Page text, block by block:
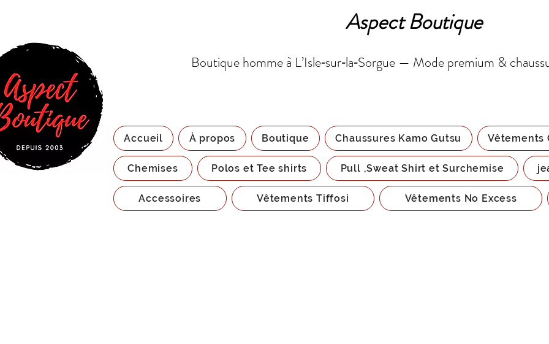
Aspect Boutique
Boutique homme à L’Isle‑sur‑la‑Sorgue — Mode premium &
Accueil À propos Boutique Chaussures Kamo Gutsu Vêtements
Chemises Polos et Tee shirts Pull ,Sweat Shirt et Surchemise
Accessoires Vêtements Tiffosi Vêtements No Excess